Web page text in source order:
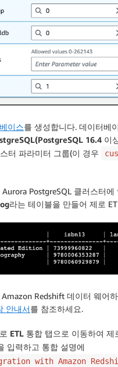
이스를 생성합니다. 데이터베
16.4 이
터 파라미터 그룹(이 경우
PostgreSQL 클러스터에
라는 테이블을 만들어 제로
Redshift 데이터 웨어
안내서를 참조하세요.
ETL 통합 탭으로 이동하여 제
입력하고 통합 설명에
with Amazon